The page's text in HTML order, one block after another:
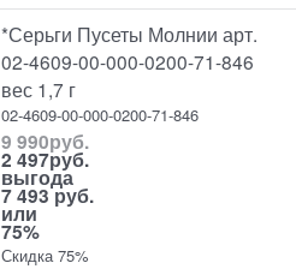
*Серьги Пусеты Молнии арт.
02-4609-00-000-0200-71-846
вес 1,7 г
02-4609-00-000-0200-71-846
9 990руб.
2 497руб.
выгода
7 493 руб.
или
75%
Скидка 75%